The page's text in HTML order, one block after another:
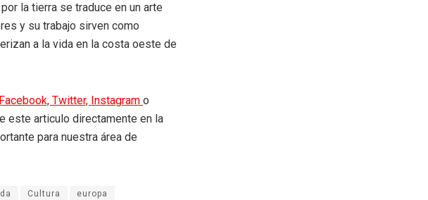
la tierra se traduce en un arte
y su trabajo sirven como
a la vida en la costa oeste de
Facebook, Twitter, Instagram o
este articulo directamente en la
para nuestra área de
Cultura europa